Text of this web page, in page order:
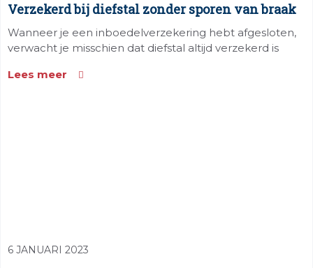
Verzekerd bij diefstal zonder sporen van braak
Wanneer je een inboedelverzekering hebt afgesloten,
verwacht je misschien dat diefstal altijd verzekerd is
Lees meer
6 JANUARI 2023